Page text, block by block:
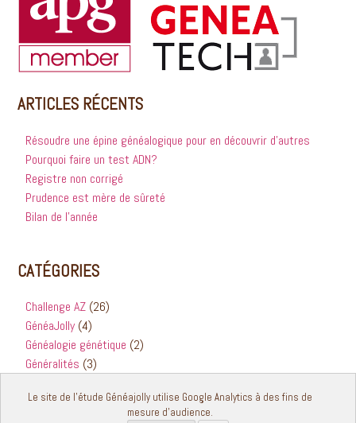
ARTICLES RÉCENTS
Résoudre une épine généalogique pour en découvrir d’autres
Pourquoi faire un test ADN?
Registre non corrigé
Prudence est mère de sûreté
Bilan de l’année
CATÉGORIES
Challenge AZ (26)
GénéaJolly(4)
Généalogie génétique (2)
Généralités (3)
Le site de l'étude Généajolly utilise Google Analytics à des fins de
mesure d'audience.